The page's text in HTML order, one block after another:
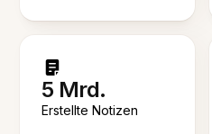
5 Mrd.
Erstellte Notizen